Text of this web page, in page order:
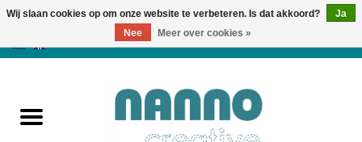
Producten
Wij slaan cookies op om onze website te verbeteren. Is dat akkoord?
Ja
Nee
Meer over cookies »